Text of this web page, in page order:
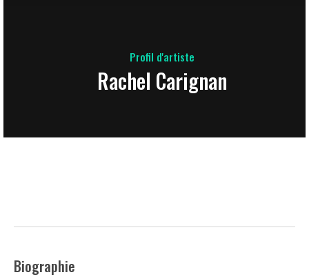
Profil d'artiste
Rachel Carignan
Biographie